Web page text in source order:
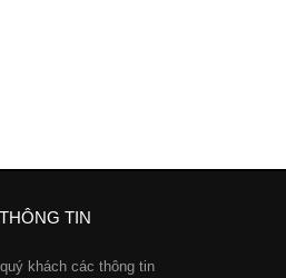
TIN
khách các thông tin